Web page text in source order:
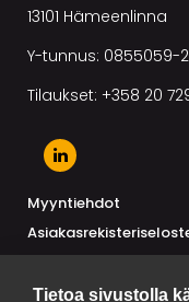
13101 Hämeenlinna
Y-tunnus: 0855059-2
Tilaukset: +358 20
Myyntiehdot
Tietoa sivustolla